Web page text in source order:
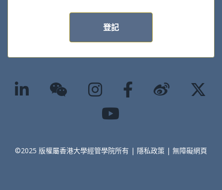
登記
©2025 版權屬香港大學經管學院所有 | 隱私政策 | 無障礙網頁